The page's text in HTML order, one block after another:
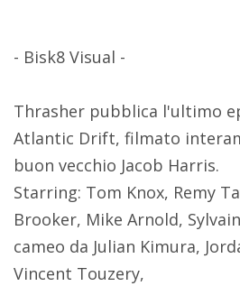
- Bisk8 Visual -
Thrasher pubblica l'ultimo
Atlantic Drift, filmato
buon vecchio Jacob Harris.
Starring: Tom Knox, Remy
Brooker, Mike Arnold,
cameo da Julian Kimura,
Vincent Touzery,